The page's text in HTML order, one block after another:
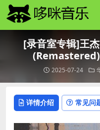
[录音室专辑]王
2025-07-24
详情介绍 常见问